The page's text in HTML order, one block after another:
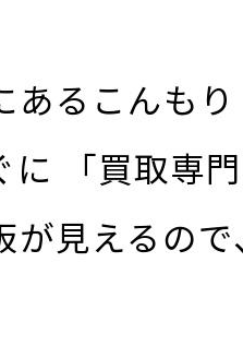
あるこんも
に 「買取専
が見えるの